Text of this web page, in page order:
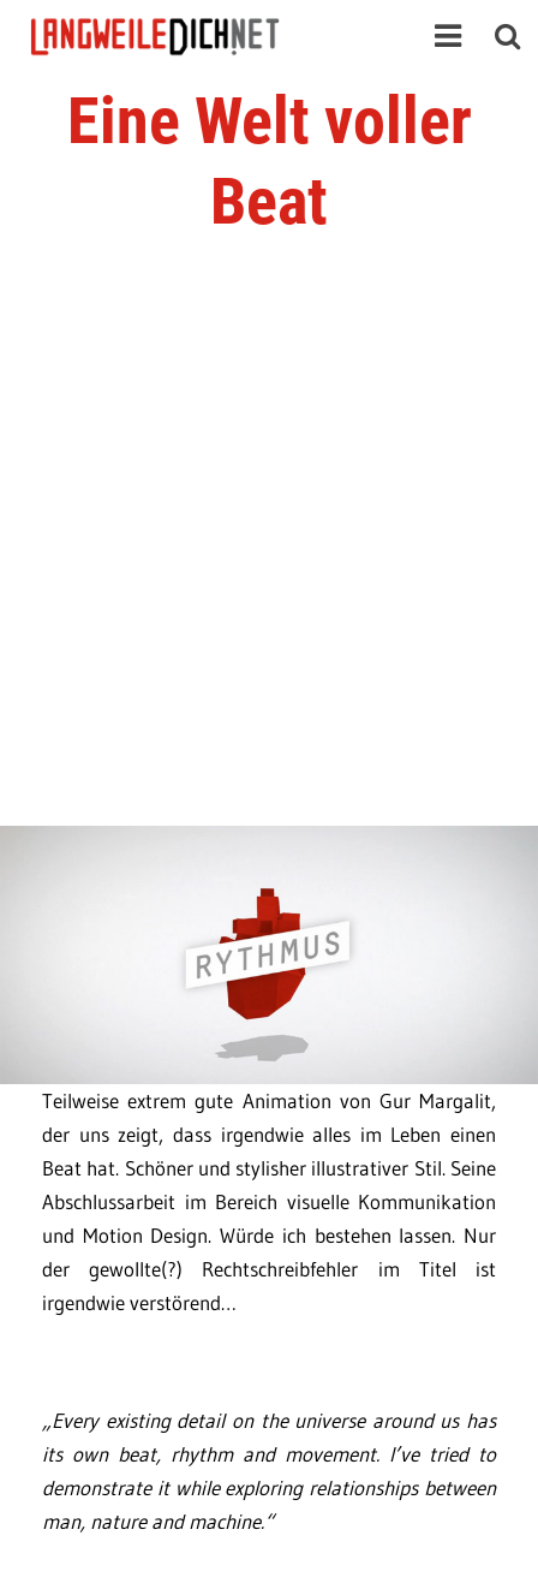
Eine Welt voller
Beat
Teilweise extrem gute Animation von Gur Margalit,
der uns zeigt, dass irgendwie alles im Leben einen
Beat hat. Schöner und stylisher illustrativer Stil. Seine
Abschlussarbeit im Bereich visuelle Kommunikation
und Motion Design. Würde ich bestehen lassen. Nur
der gewollte(?) Rechtschreibfehler im Titel ist
irgendwie verstörend…
„Every existing detail on the universe around us has
its own beat, rhythm and movement. I’ve tried to
demonstrate it while exploring relationships between
man, nature and machine.“